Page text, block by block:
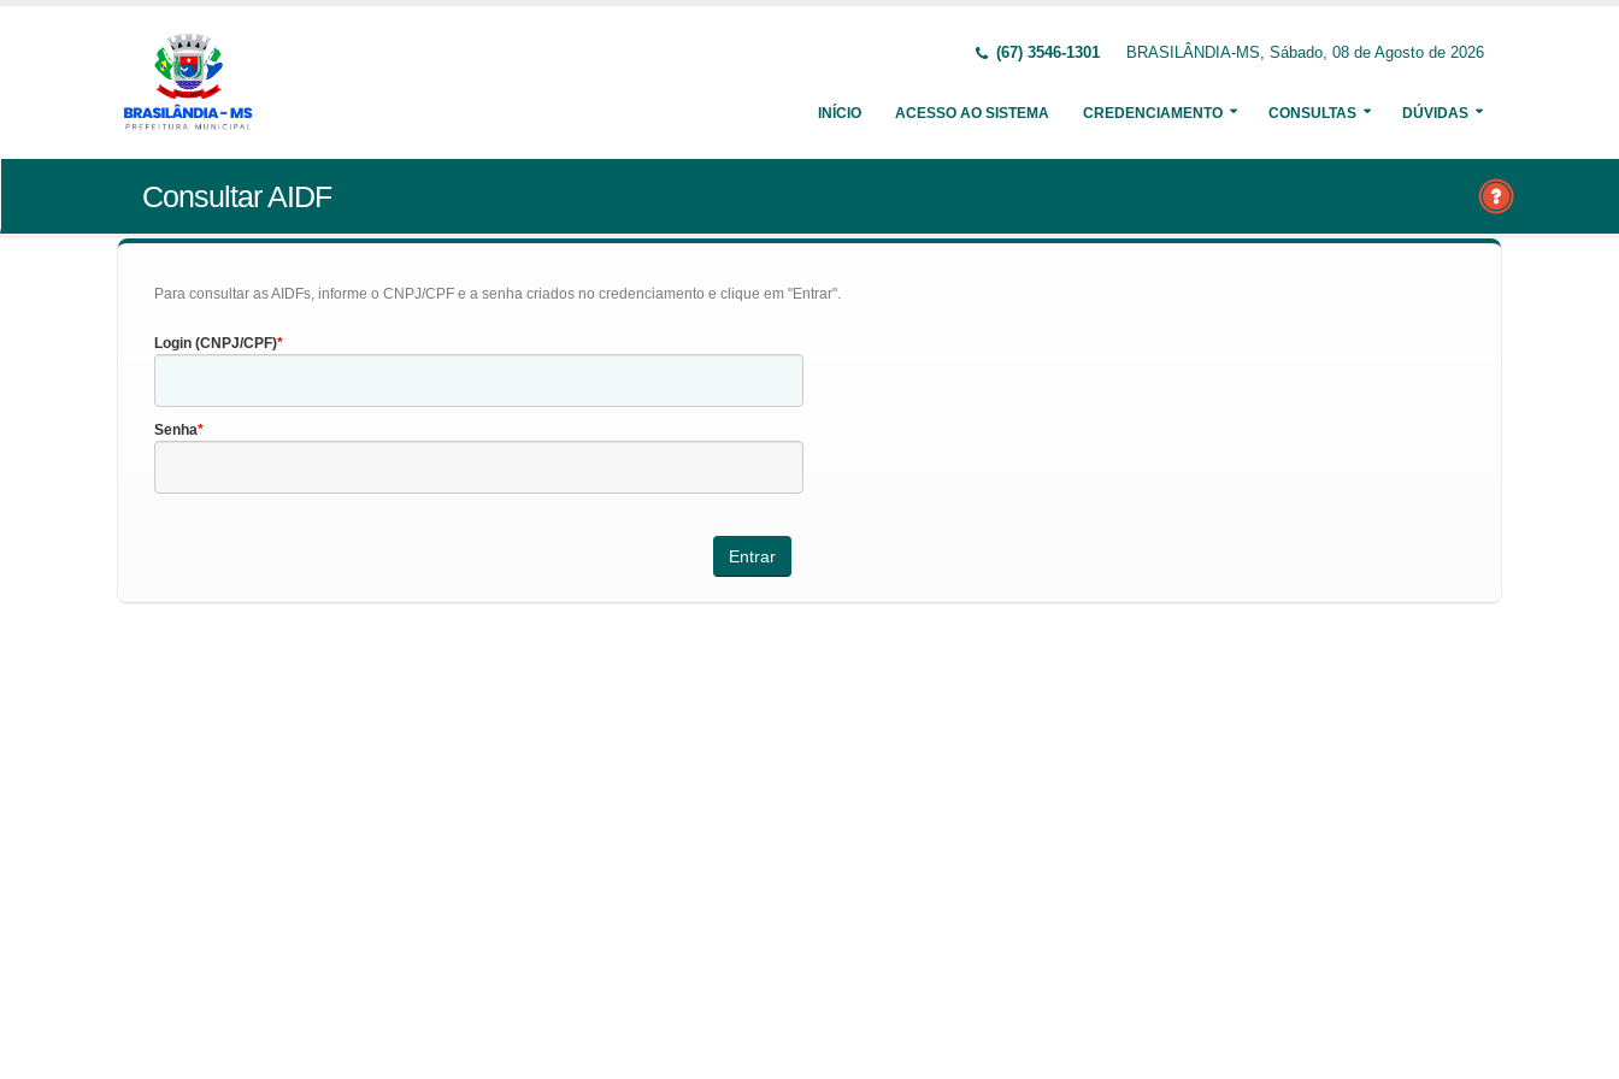
(67) 3546-1301 BRASILÂNDIA-MS, Sábado, 08 de Agosto de 2026
INÍCIO ACESSO AO SISTEMA CREDENCIAMENTO CONSULTAS DÚVIDAS
Consultar AIDF
Para consultar as AIDFs, informe o CNPJ/CPF e a senha criados no credenciamento e clique em "Entrar".
Login (CNPJ/CPF)
Senha